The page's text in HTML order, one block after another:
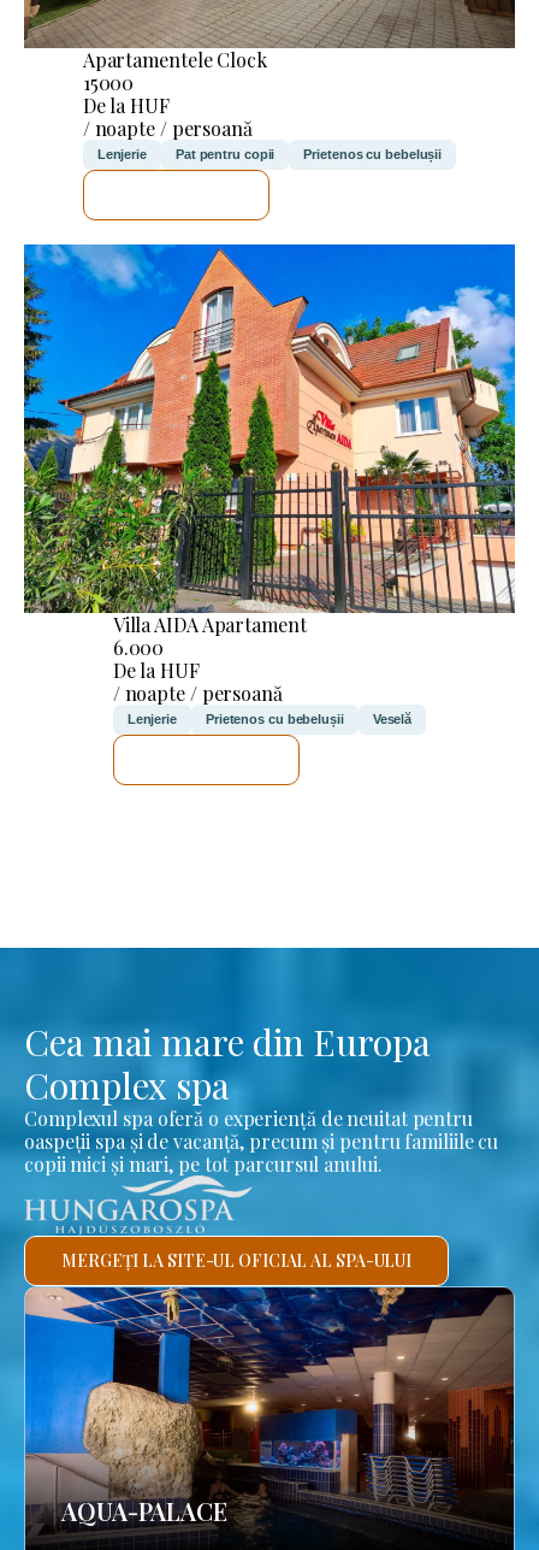
Apartamentele Clock
15000
De la HUF
/ noapte / persoană
Lenjerie Pat pentru copii Prietenos cu bebelușii
Villa AIDA Apartament
6.000
De la HUF
/ noapte / persoană
Lenjerie Prietenos cu bebelușii Veselă
Cea mai mare din Europa
Complex spa
Complexul spa oferă o experiență de neuitat pentru
oaspeții spa și de vacanță, precum și pentru familiile cu
copii mici și mari, pe tot parcursul anului.
MERGEȚI LA SITE-UL OFICIAL AL SPA-ULUI
AQUA-PALACE